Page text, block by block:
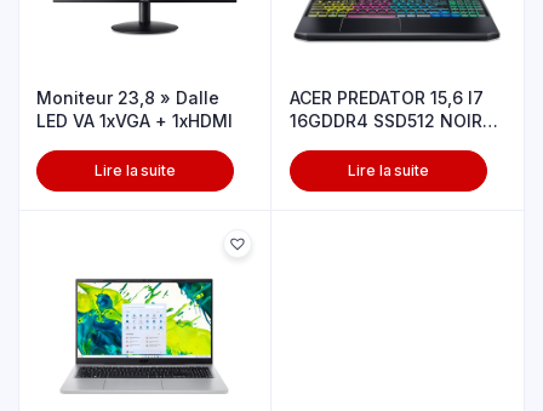
Moniteur 23,8 » Dalle
LED VA 1xVGA + 1xHDMI
Lire la suite
ACER PREDATOR 15,6 I7
16GDDR4 SSD512 NOIR
Lire la suite